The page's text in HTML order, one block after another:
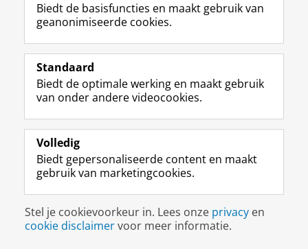
Er zijn zoveel duurzame initiatieven, winkels en
plekken in de stad Groningen, dat er altijd wel een
Biedt de basisfuncties en maakt gebruik van
geanonimiseerde cookies.
Standaard
Biedt de optimale werking en maakt gebruik
van onder andere videocookies.
Volledig
Biedt gepersonaliseerde content en maakt
gebruik van marketingcookies.
Stel je cookievoorkeur in. Lees onze privacy en
cookie disclaimervoor meer informatie.